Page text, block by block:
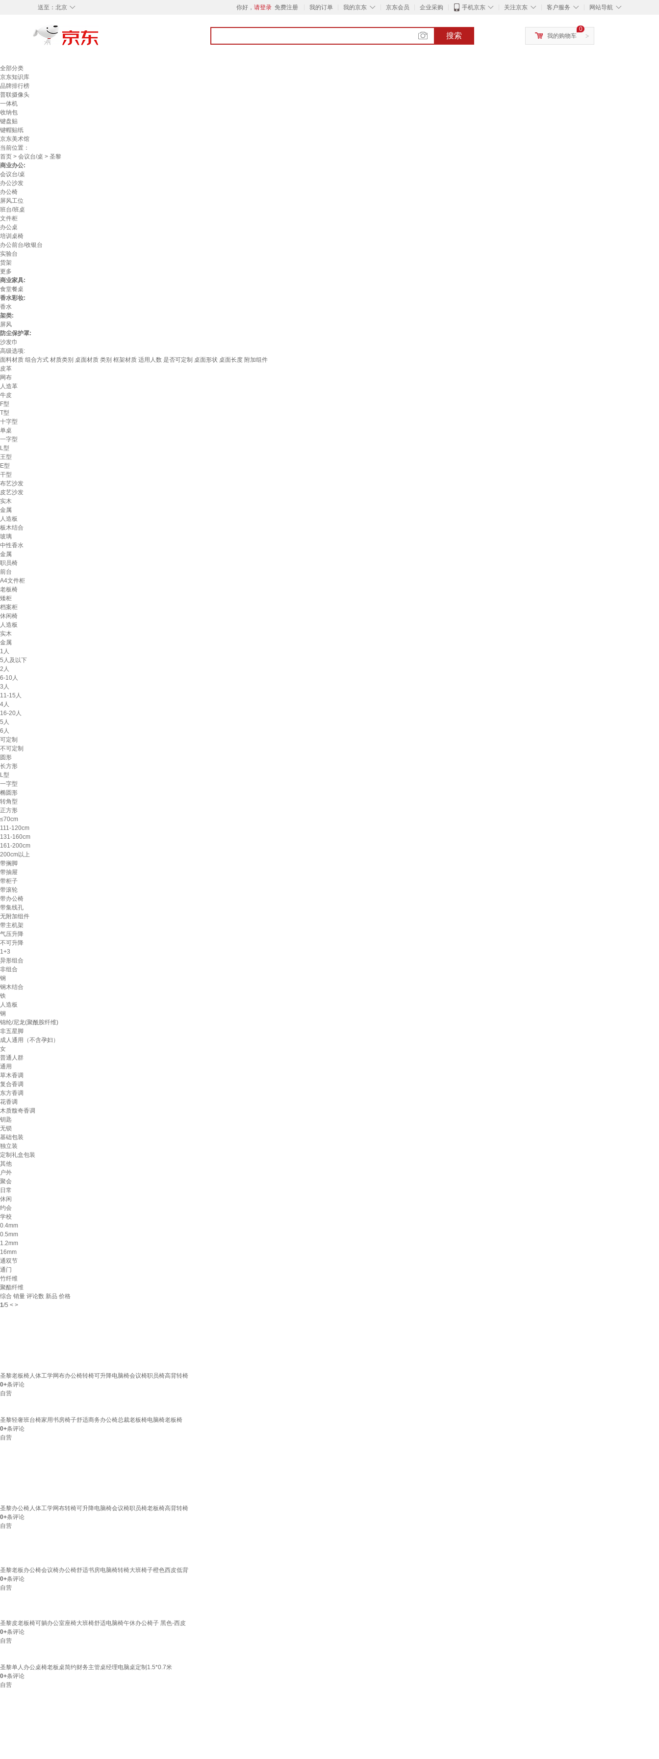
◇
送至： 北京 你好， 请登录 免费注册 我的订单 ◇
我的京东 京东会员 企业采购 ◇
手机京东 ◇
关注京东 ◇
客户服务 ◇
网站导航
搜索 >
0
我的购物车
全部分类
京东知识库
品牌排行榜
普联摄像头
一体机
收纳包
键盘贴
键帽贴纸
京东美术馆
当前位置：
首页 > 会议台/桌 > 圣黎
商业办公:
会议台/桌
办公沙发
办公椅
屏风工位
班台/班桌
文件柜
办公桌
培训桌椅
办公前台/收银台
实验台
货架
更多
商业家具:
食堂餐桌
香水彩妆:
香水
架类:
屏风
防尘保护罩:
沙发巾
高级选项:
面料材质 组合方式 材质类别 桌面材质 类别 框架材质 适用人数 是否可定制 桌面形状 桌面长度 附加组件
皮革
网布
人造革
牛皮
F型
T型
十字型
单桌
一字型
L型
王型
E型
干型
布艺沙发
皮艺沙发
实木
金属
人造板
板木结合
玻璃
中性香水
金属
职员椅
前台
A4文件柜
老板椅
矮柜
档案柜
休闲椅
人造板
实木
金属
1人
5人及以下
2人
6-10人
3人
11-15人
4人
16-20人
5人
6人
可定制
不可定制
圆形
长方形
L型
一字型
椭圆形
转角型
正方形
≤70cm
111-120cm
131-160cm
161-200cm
200cm以上
带搁脚
带抽屉
带柜子
带滚轮
带办公椅
带集线孔
无附加组件
带主机架
气压升降
不可升降
1+3
异形组合
非组合
钢
钢木结合
铁
人造板
钢
锦纶/尼龙(聚酰胺纤维)
非五星脚
成人通用（不含孕妇）
女
普通人群
通用
草木香调
复合香调
东方香调
花香调
木质馥奇香调
钥匙
无锁
基础包装
独立装
定制礼盒包装
其他
户外
聚会
日常
休闲
约会
学校
0.4mm
0.5mm
1.2mm
16mm
通双节
通门
竹纤维
聚酯纤维
综合 销量 评论数 新品 价格
1/5 < >
圣黎老板椅人体工学网布办公椅转椅可升降电脑椅会议椅职员椅高背转椅
0+条评论
自营
圣黎轻奢班台椅家用书房椅子舒适商务办公椅总裁老板椅电脑椅老板椅
0+条评论
自营
圣黎办公椅人体工学网布转椅可升降电脑椅会议椅职员椅老板椅高背转椅
0+条评论
自营
圣黎老板办公椅会议椅办公椅舒适书房电脑椅转椅大班椅子橙色西皮低背
0+条评论
自营
圣黎皮老板椅可躺办公室座椅大班椅舒适电脑椅午休办公椅子 黑色-西皮
0+条评论
自营
圣黎单人办公桌椅老板桌简约财务主管桌经理电脑桌定制1.5*0.7米
0+条评论
自营